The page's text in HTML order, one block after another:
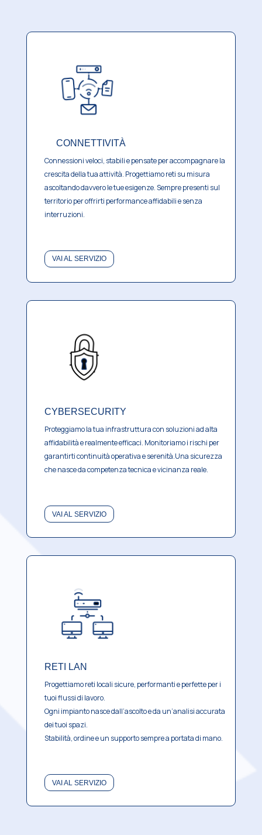
CONNETTIVITÀ
Connessioni veloci, stabili e pensate per accompagnare la
crescita della tua attività. Progettiamo reti su misura
ascoltando davvero le tue esigenze.Sempre presenti sul
territorio per offrirti performance affidabili e senza
interruzioni.
VAI AL SERVIZIO
CYBERSECURITY
Proteggiamo la tua infrastruttura con soluzioni ad alta
affidabilità e realmente efficaci. Monitoriamo i rischi per
garantirti continuità operativa e serenità.Una sicurezza
che nasce da competenza tecnica e vicinanza reale.
VAI AL SERVIZIO
RETI LAN
Progettiamo reti locali sicure, performanti e perfette per i
tuoi flussi di lavoro.
Ogni impianto nasce dall’ascolto e da un’analisi accurata
dei tuoi spazi.
Stabilità, ordine e un supporto sempre a portata di mano.
VAI AL SERVIZIO